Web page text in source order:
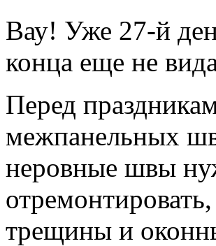
Вау! Уже 27-й
конца еще не
Перед
межпанельных
неровные швы
трещины и